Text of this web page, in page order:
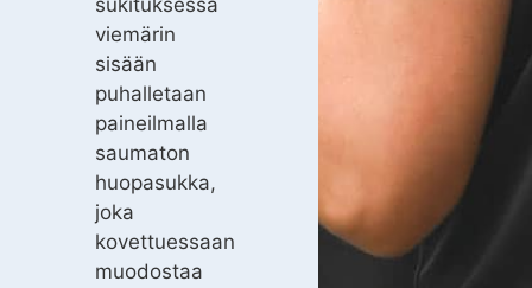
sukituksessa
viemärin
sisään
puhalletaan
paineilmalla
saumaton
huopasukka,
joka
kovettuessaan
muodostaa